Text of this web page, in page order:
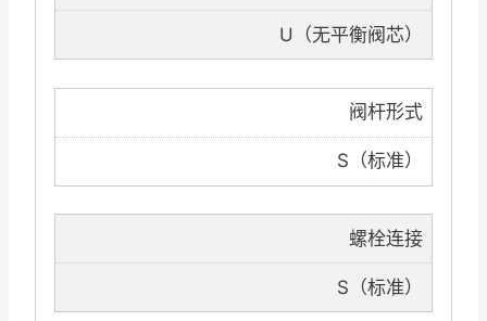
U（无平衡阀芯）
阀杆形式
S（标准）
螺栓连接
S（标准）